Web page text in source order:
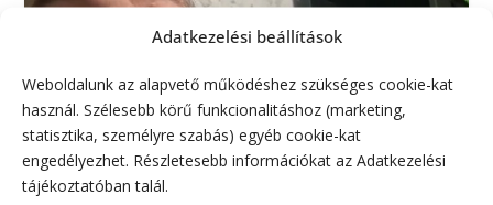
Adatkezelési beállítások
Weboldalunk az alapvető működéshez szükséges cookie-kat
használ. Szélesebb körű funkcionalitáshoz (marketing,
statisztika, személyre szabás) egyéb cookie-kat
engedélyezhet. Részletesebb információkat az Adatkezelési
tájékoztatóban talál.